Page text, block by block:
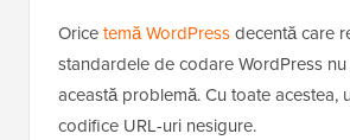
Oricetemă WordPressdecentă care
standardele de codare WordPress nu
această problemă. Cu toate acestea,
codifice URL-uri nesigure.